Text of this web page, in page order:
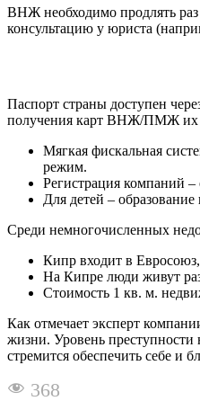
ВНЖ необходимо продлять раз
консультацию у юриста
Паспорт страны доступен
получения карт ВНЖ/ПМЖ их
Мягкая фискальная
режим.
Регистрация компаний
Для детей –
Среди немногочисленных
Кипр входит в
На Кипре люди живут
Стоимость 1 кв. м.
Как отмечает эксперт
жизни. Уровень преступности
стремится обеспечить себе и
368